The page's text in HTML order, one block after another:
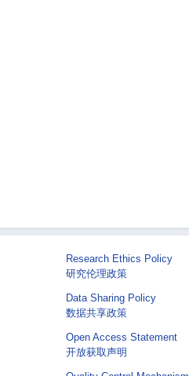
Research Ethics Policy
研究伦理政策
Data Sharing Policy
数据共享政策
Open Access Statement
开放获取声明